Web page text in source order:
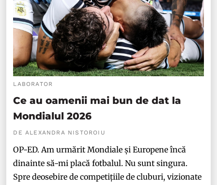
LABORATOR
Ce au oamenii mai bun de dat la
Mondialul 2026
DE ALEXANDRA NISTOROIU
OP-ED. Am urmărit Mondiale și Europene încă
dinainte să-mi placă fotbalul. Nu sunt singura.
Spre deosebire de competițiile de cluburi, vizionate